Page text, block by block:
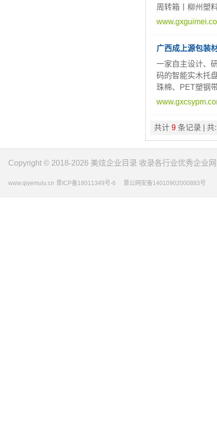
周转箱丨柳州塑
广西成上源包装
一家自主设计、
码的智能实木托
珠棉、PET塑钢
共计 9条记录 |
Copyright © 2018-2026 美炫企业目录 收录各行业优秀企业
www.qiyemulu.cn 晋ICP备18011349号-6 晋公网安备14010902000883号